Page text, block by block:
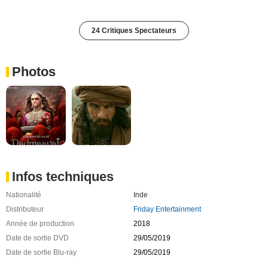
24 Critiques Spectateurs
Photos
Infos techniques
Nationalité
Inde
Distributeur
Friday Entertainment
Année de production
2018
Date de sortie DVD
29/05/2019
Date de sortie Blu-ray
29/05/2019